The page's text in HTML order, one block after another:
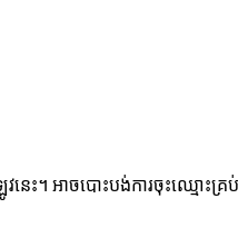
ះ។ អាចបោះបង់ការចុះឈ្មោះគ្រប់